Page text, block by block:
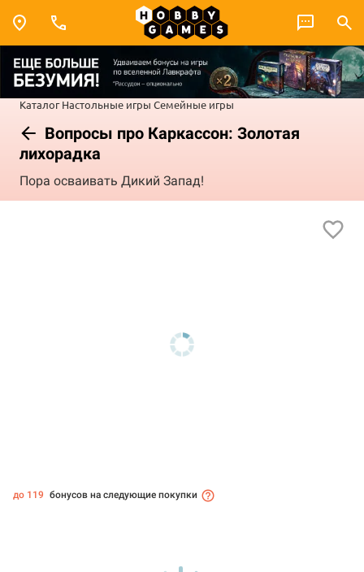
Каталог Настольные игры Семейные игры
Вопросы про Каркассон: Золотая
лихорадка
Пора осваивать Дикий Запад!
до 119 бонусов на следующие покупки